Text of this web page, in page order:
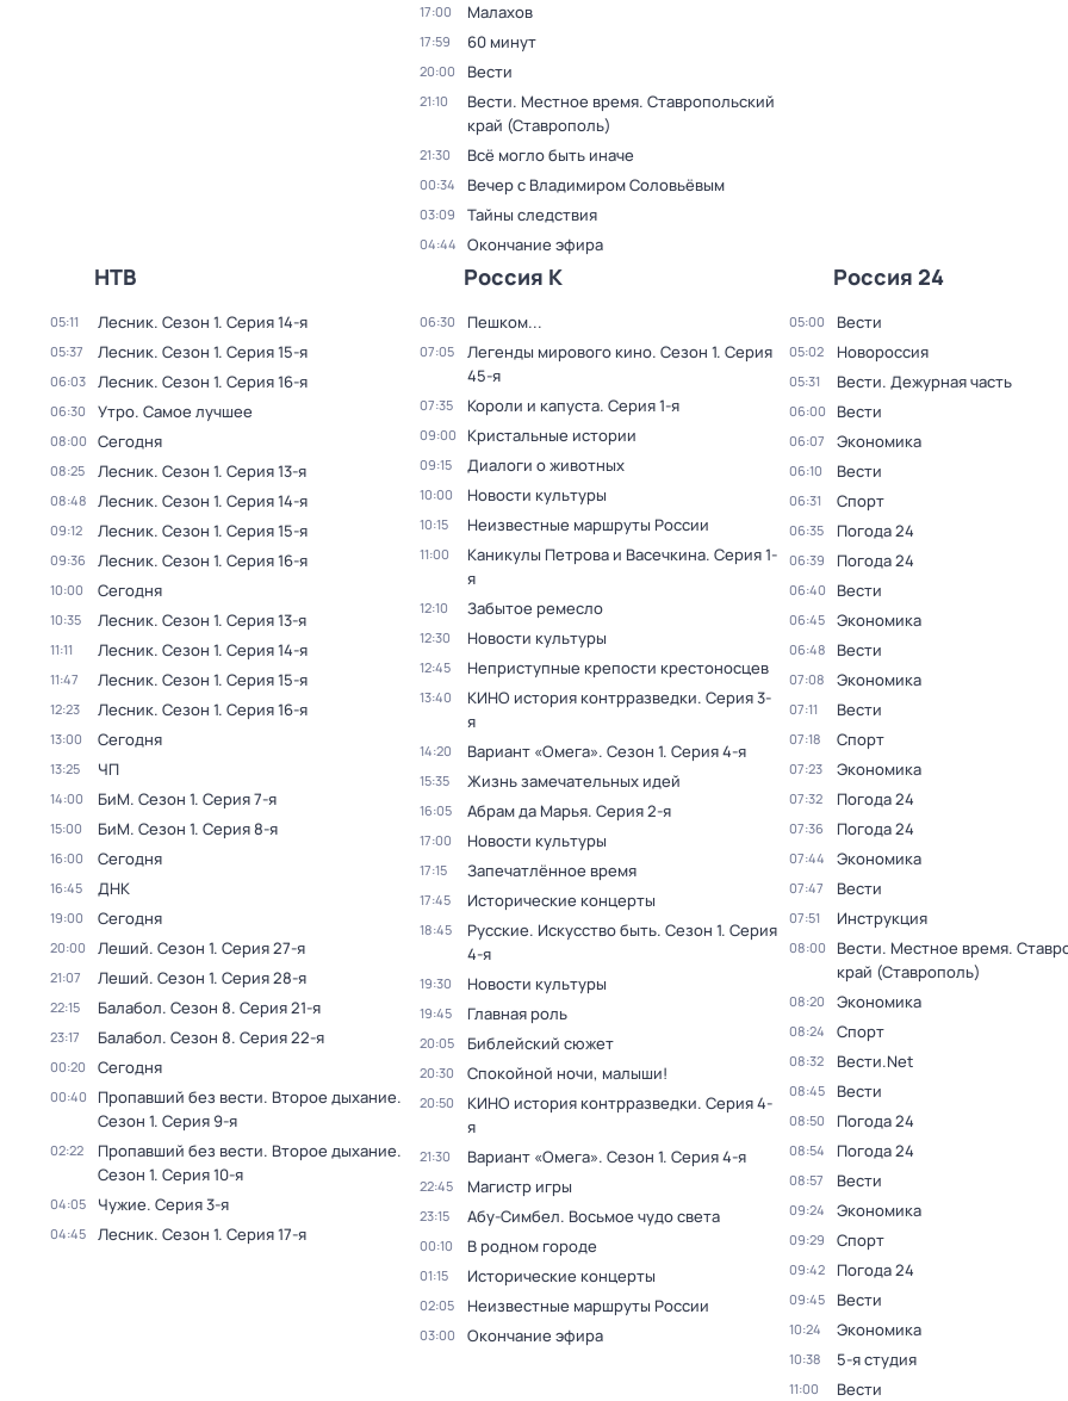
17:00 Малахов
17:59 60 минут
20:00 Вести
21:10
Вести. Местное время. Ставропольский
край (Ставрополь)
21:30 Всё могло быть иначе
00:34 Вечер с Владимиром Соловьёвым
03:09 Тайны следствия
04:44 Окончание эфира
НТВ
05:11 Лесник. Сезон 1. Серия 14-я
05:37 Лесник. Сезон 1. Серия 15-я
06:03 Лесник. Сезон 1. Серия 16-я
06:30 Утро. Самое лучшее
08:00 Сегодня
08:25 Лесник. Сезон 1. Серия 13-я
08:48 Лесник. Сезон 1. Серия 14-я
09:12 Лесник. Сезон 1. Серия 15-я
09:36 Лесник. Сезон 1. Серия 16-я
10:00 Сегодня
10:35 Лесник. Сезон 1. Серия 13-я
11:11 Лесник. Сезон 1. Серия 14-я
11:47 Лесник. Сезон 1. Серия 15-я
12:23 Лесник. Сезон 1. Серия 16-я
13:00 Сегодня
13:25 ЧП
14:00 БиМ. Сезон 1. Серия 7-я
15:00 БиМ. Сезон 1. Серия 8-я
16:00 Сегодня
16:45 ДНК
19:00 Сегодня
20:00 Леший. Сезон 1. Серия 27-я
21:07 Леший. Сезон 1. Серия 28-я
22:15 Балабол. Сезон 8. Серия 21-я
23:17 Балабол. Сезон 8. Серия 22-я
00:20 Сегодня
00:40 Пропавший без вести. Второе дыхание.
Сезон 1. Серия 9-я
02:22 Пропавший без вести. Второе дыхание.
Сезон 1. Серия 10-я
04:05 Чужие. Серия 3-я
04:45 Лесник. Сезон 1. Серия 17-я
Россия К
06:30 Пешком...
07:05 Легенды мирового кино. Сезон 1. Серия
45-я
07:35 Короли и капуста. Серия 1-я
09:00 Кристальные истории
09:15 Диалоги о животных
10:00 Новости культуры
10:15 Неизвестные маршруты России
11:00 Каникулы Петрова и Васечкина. Серия 1-
я
12:10 Забытое ремесло
12:30 Новости культуры
12:45 Неприступные крепости крестоносцев
13:40 КИНО история контрразведки. Серия 3-
я
14:20 Вариант «Омега». Сезон 1. Серия 4-я
15:35 Жизнь замечательных идей
16:05 Абрам да Марья. Серия 2-я
17:00 Новости культуры
17:15 Запечатлённое время
17:45 Исторические концерты
18:45 Русские. Искусство быть. Сезон 1. Серия
4-я
19:30 Новости культуры
19:45 Главная роль
20:05 Библейский сюжет
20:30 Спокойной ночи, малыши!
20:50 КИНО история контрразведки. Серия 4-
я
21:30 Вариант «Омега». Сезон 1. Серия 4-я
22:45 Магистр игры
23:15 Абу-Симбел. Восьмое чудо света
00:10 В родном городе
01:15 Исторические концерты
02:05 Неизвестные маршруты России
03:00 Окончание эфира
Россия 24
05:00 Вести
05:02 Новороссия
05:31 Вести. Дежурная часть
06:00 Вести
06:07 Экономика
06:10 Вести
06:31 Спорт
06:35 Погода 24
06:39 Погода 24
06:40 Вести
06:45 Экономика
06:48 Вести
07:08 Экономика
07:11 Вести
07:18 Спорт
07:23 Экономика
07:32 Погода 24
07:36 Погода 24
07:44 Экономика
07:47 Вести
07:51 Инструкция
08:00
Вести. Местное время.
край (Ставрополь)
08:20 Экономика
08:24 Спорт
08:32 Вести.Net
08:45 Вести
08:50 Погода 24
08:54 Погода 24
08:57 Вести
09:24 Экономика
09:29 Спорт
09:42 Погода 24
09:45 Вести
10:24 Экономика
10:38 5-я студия
11:00 Вести